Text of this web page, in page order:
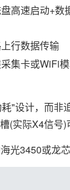
高速启动+数
行数据传输
集卡或WiFi
设计，而非
实际X4信号)
3450或龙芯